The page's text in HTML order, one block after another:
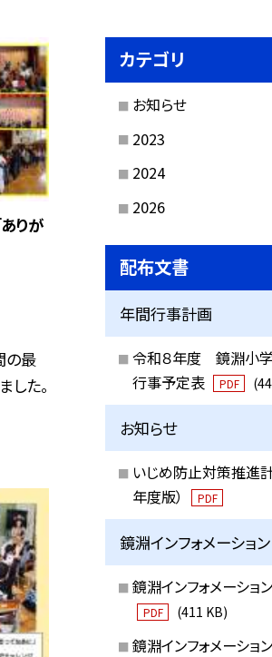
りが
の最
た。
カテゴリ
お知らせ
2023
2024
2026
配布文書
年間行事計画
令和８年度 鏡淵小
行事予定表
PDF
お知らせ
いじめ防止対策推進計
年度版）
PDF
鏡淵インフォメーション
鏡淵インフォメーショ
PDF (411 KB)
鏡淵インフォメーショ